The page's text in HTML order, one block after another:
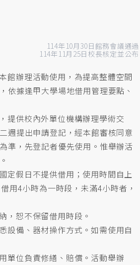
114年10月30日館務會議通過
114年11月25日校長核定並公布
館辦理活動使用，為提高整體空間
依據逢甲大學場地借用管理要點、
提供校內外單位機構辦理學術交
週提出申請登記，經本館審核同意
準，先登記者優先使用。惟舉辦活
定假日不提供借用；使用時間自上
用4小時為一時段，未滿4小時者，
，恕不保留借用時段。
設備、器材操作方式。如需使用自
單位負責修繕、賠償。活動舉辦